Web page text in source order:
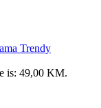
Trendy
is: 49,00 KM.